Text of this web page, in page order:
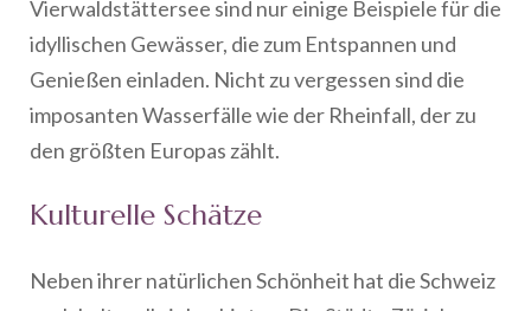
Vierwaldstättersee sind nur einige Beispiele für die
idyllischen Gewässer, die zum Entspannen und
Genießen einladen. Nicht zu vergessen sind die
imposanten Wasserfälle wie der Rheinfall, der zu
den größten Europas zählt.
Kulturelle Schätze
Neben ihrer natürlichen Schönheit hat die Schweiz